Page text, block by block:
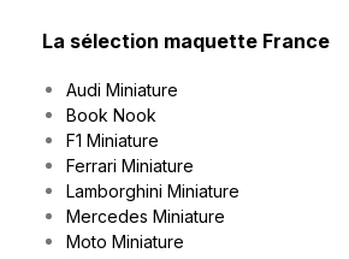
La sélection maquette France
Audi Miniature
Book Nook
F1 Miniature
Ferrari Miniature
Lamborghini Miniature
Mercedes Miniature
Moto Miniature